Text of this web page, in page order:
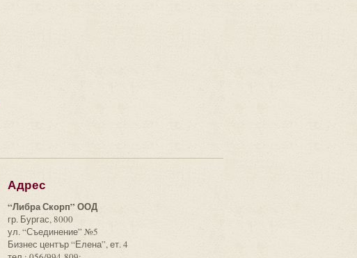
Адрес
“Либра Скорп” ООД
гр. Бургас, 8000
ул. “Съединение” №5
Бизнес център “Елена”, ет. 4